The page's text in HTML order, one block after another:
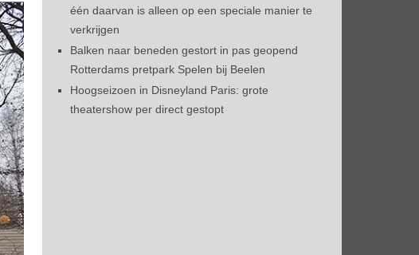
één daarvan is alleen op een speciale manier te
verkrijgen
Balken naar beneden gestort in pas geopend
Rotterdams pretpark Spelen bij Beelen
Hoogseizoen in Disneyland Paris: grote
theatershow per direct gestopt